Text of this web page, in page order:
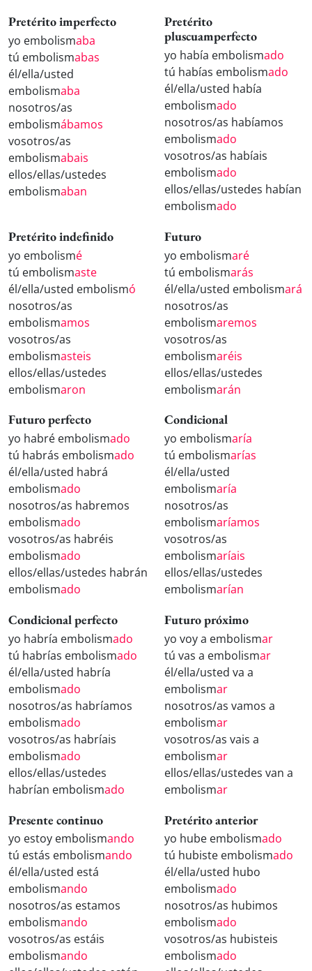
Pretérito imperfecto
yo embolismaba
tú embolismabas
él/ella/usted
embolismaba
nosotros/as
embolismábamos
vosotros/as
embolismabais
ellos/ellas/ustedes
embolismaban
Pretérito
pluscuamperfecto
yo había embolismado
tú habías embolismado
él/ella/usted había
embolismado
nosotros/as habíamos
embolismado
vosotros/as habíais
embolismado
ellos/ellas/ustedes habían
embolismado
Pretérito indefinido
yo embolismé
tú embolismaste
él/ella/usted embolismó
nosotros/as
embolismamos
vosotros/as
embolismasteis
ellos/ellas/ustedes
embolismaron
Futuro
yo embolismaré
tú embolismarás
él/ella/usted embolismará
nosotros/as
embolismaremos
vosotros/as
embolismaréis
ellos/ellas/ustedes
embolismarán
Futuro perfecto
yo habré embolismado
tú habrás embolismado
él/ella/usted habrá
embolismado
nosotros/as habremos
embolismado
vosotros/as habréis
embolismado
ellos/ellas/ustedes habrán
embolismado
Condicional
yo embolismaría
tú embolismarías
él/ella/usted
embolismaría
nosotros/as
embolismaríamos
vosotros/as
embolismaríais
ellos/ellas/ustedes
embolismarían
Condicional perfecto
yo habría embolismado
tú habrías embolismado
él/ella/usted habría
embolismado
nosotros/as habríamos
embolismado
vosotros/as habríais
embolismado
ellos/ellas/ustedes
habrían embolismado
Futuro próximo
yo voy a embolismar
tú vas a embolismar
él/ella/usted va a
embolismar
nosotros/as vamos a
embolismar
vosotros/as vais a
embolismar
ellos/ellas/ustedes van a
embolismar
Presente continuo
yo estoy embolismando
tú estás embolismando
él/ella/usted está
embolismando
nosotros/as estamos
embolismando
vosotros/as estáis
embolismando
Pretérito anterior
yo hube embolismado
tú hubiste embolismado
él/ella/usted hubo
embolismado
nosotros/as hubimos
embolismado
vosotros/as hubisteis
embolismado